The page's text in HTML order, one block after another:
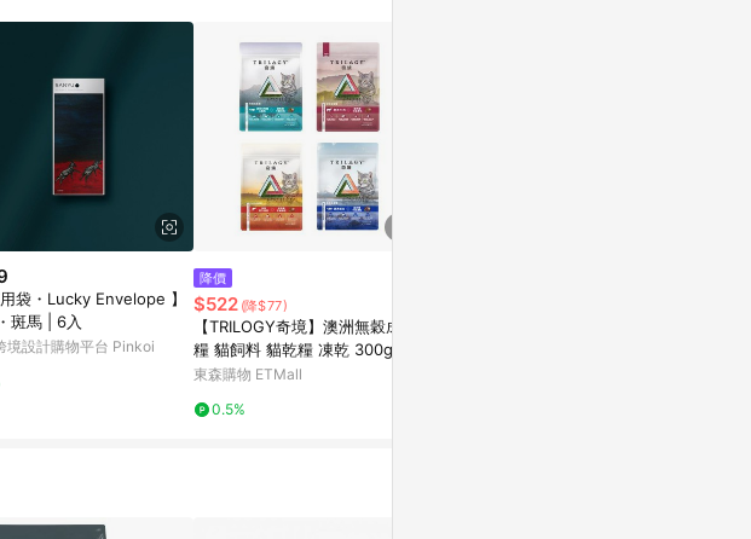
用袋・Lucky Envelope 】
常玉・斑馬 | 6入
境設計購物平台 Pinkoi
降價
$522 (降$77)
【TRILOGY奇境】澳洲無穀成貓
糧 貓飼料 貓乾糧 凍乾 300g
東森購物 ETMall
0.5%